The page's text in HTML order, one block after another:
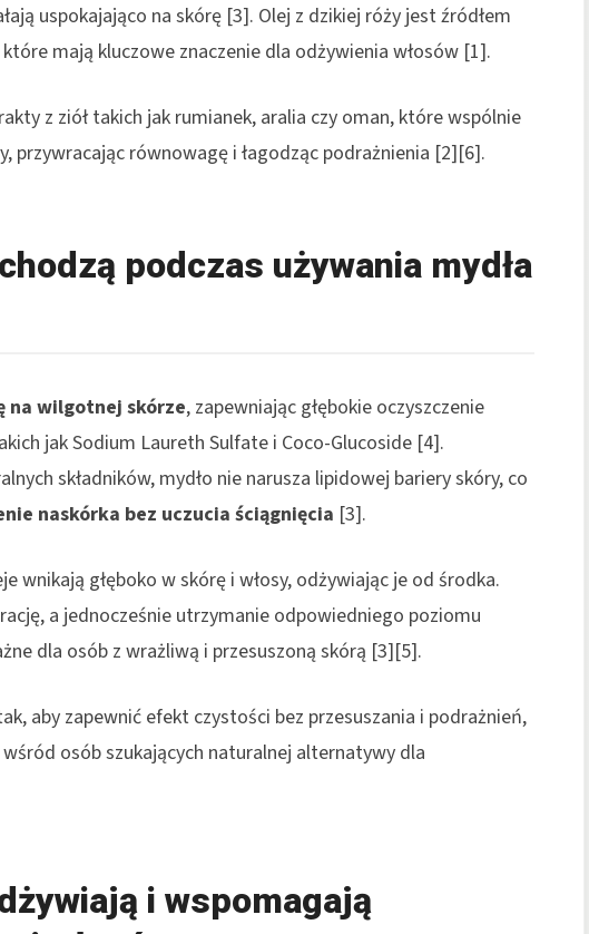
uspokajająco na skórę [3]. Olej z dzikiej róży jest źródłem
mają kluczowe znaczenie dla odżywienia włosów [1].
z ziół takich jak rumianek, aralia czy oman, które wspólnie
przywracając równowagę i łagodząc podrażnienia [2][6].
podczas używania mydła
na wilgotnej skórze, zapewniając głębokie oczyszczenie
jak Sodium Laureth Sulfate i Coco-Glucoside [4].
składników, mydło nie narusza lipidowej bariery skóry, co
naskórka bez uczucia ściągnięcia [3].
wnikają głęboko w skórę i włosy, odżywiając je od środka.
a jednocześnie utrzymanie odpowiedniego poziomu
dla osób z wrażliwą i przesuszoną skórą [3][5].
aby zapewnić efekt czystości bez przesuszania i podrażnień,
osób szukających naturalnej alternatywy dla
i wspomagają